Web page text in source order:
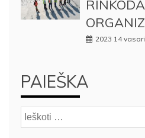
2023 14
PAIEŠKA
Ieškoti: